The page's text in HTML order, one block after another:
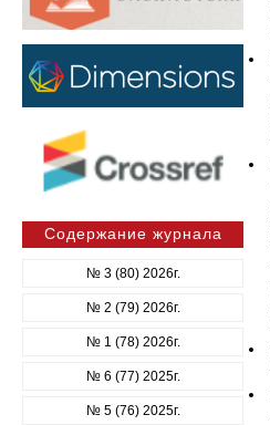
Содержание журнала
№ 3 (80) 2026г.
№ 2 (79) 2026г.
№ 1 (78) 2026г.
№ 6 (77) 2025г.
№ 5 (76) 2025г.